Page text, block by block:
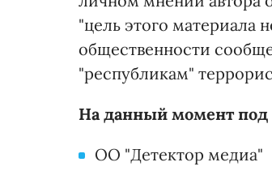
"цель этого материала
общественности
"республикам"
На данный момент под
ОО "Детектор медиа"